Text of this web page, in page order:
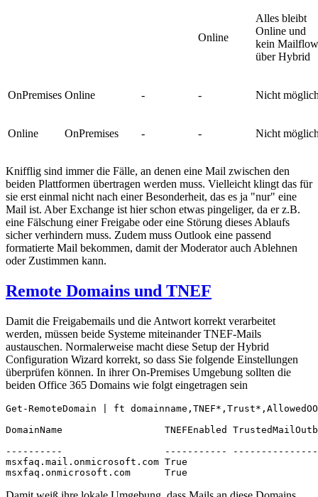
Online
Alles bleibt
Online und
kein Mailflow
über Hybrid
OnPremises Online - - Nicht
Online OnPremises - - Nicht
Knifflig sind immer die Fälle, an denen eine Mail zwischen den
beiden Plattformen übertragen werden muss. Vielleicht klingt das für
sie erst einmal nicht nach einer Besonderheit, das es ja "nur" eine
Mail ist. Aber Exchange ist hier schon etwas pingeliger, da er z.B.
eine Fälschung einer Freigabe oder eine Störung dieses Ablaufs
sicher verhindern muss. Zudem muss Outlook eine passend
formatierte Mail bekommen, damit der Moderator auch Ablehnen
oder Zustimmen kann.
Remote Domains und TNEF
Damit die Freigabemails und die Antwort korrekt verarbeitet
werden, müssen beide Systeme miteinander TNEF-Mails
austauschen. Normalerweise macht diese Setup der Hybrid
Configuration Wizard korrekt, so dass Sie folgende Einstellungen
überprüfen können. In ihrer On-Premises Umgebung sollten die
beiden Office 365 Domains wie folgt eingetragen sein
Get-RemoteDomain | ft
DomainName                  TNEFEnabled
----------                  -----------
msxfaq.mail.onmicrosoft.com True
msxfaq.onmicrosoft.com      True